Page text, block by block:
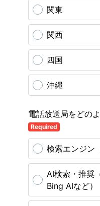
関東
関西
四国
沖縄
電話放送局をどの
Required
検索エンジン
AI検索・推奨
Bing AIなど）